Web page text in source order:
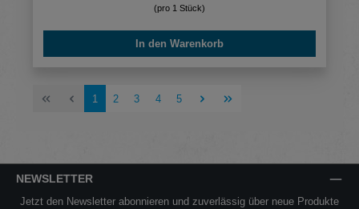
(pro 1 Stück)
In den Warenkorb
Seite
1 Seite
2 Seite
3 Seite
4 Seite
5
NEWSLETTER
Jetzt den Newsletter abonnieren und zuverlässig über neue Produkte